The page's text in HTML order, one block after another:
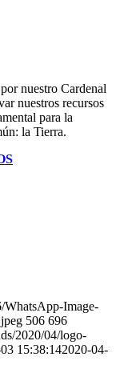
nuestro Cardenal
nuestros recursos
para la
la Tierra.
WhatsApp-Image-
506 696
2020/04/logo-
15:38:142020-04-